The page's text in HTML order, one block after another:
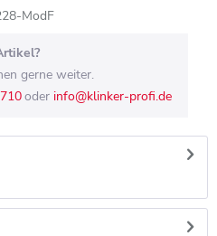
ModF
gerne weiter.
oder info@klinker-profi.de